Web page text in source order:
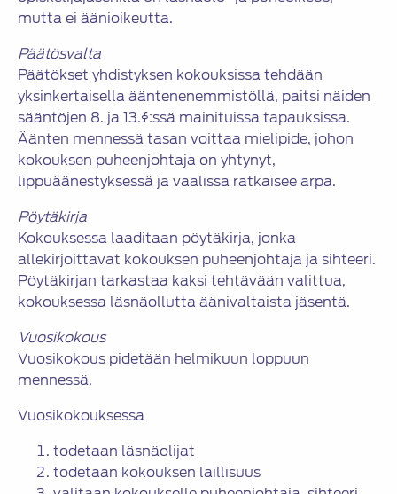
mutta ei äänioikeutta.
Päätösvalta
Päätökset yhdistyksen kokouksissa tehdään
yksinkertaisella ääntenenemmistöllä, paitsi näiden
sääntöjen 8. ja 13.§:ssä mainituissa tapauksissa.
Äänten mennessä tasan voittaa mielipide, johon
kokouksen puheenjohtaja on yhtynyt,
lippuäänestyksessä ja vaalissa ratkaisee arpa.
Pöytäkirja
Kokouksessa laaditaan pöytäkirja, jonka
allekirjoittavat kokouksen puheenjohtaja ja sihteeri.
Pöytäkirjan tarkastaa kaksi tehtävään valittua,
kokouksessa läsnäollutta äänivaltaista jäsentä.
Vuosikokous
Vuosikokous pidetään helmikuun loppuun
mennessä.
Vuosikokouksessa
todetaan läsnäolijat
todetaan kokouksen laillisuus